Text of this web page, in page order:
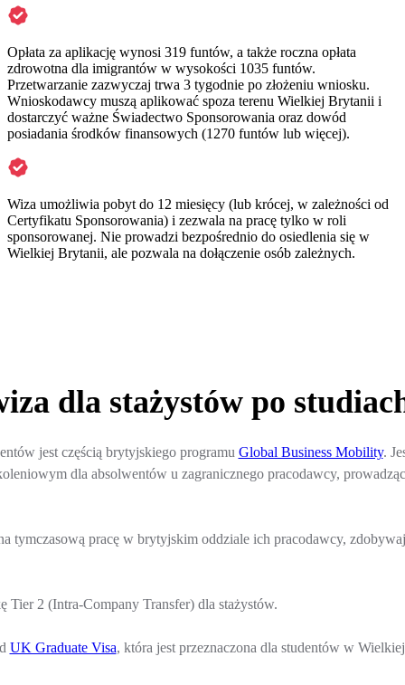
Opłata za aplikację wynosi 319 funtów, a także roczna opłata
zdrowotna dla imigrantów w wysokości 1035 funtów.
Przetwarzanie zazwyczaj trwa 3 tygodnie po złożeniu wniosku.
Wnioskodawcy muszą aplikować spoza terenu Wielkiej Brytanii i
dostarczyć ważne Świadectwo Sponsorowania oraz dowód
posiadania środków finansowych (1270 funtów lub więcej).
Wiza umożliwia pobyt do 12 miesięcy (lub krócej, w zależności od
Certyfikatu Sponsorowania) i zezwala na pracę tylko w roli
sponsorowanej. Nie prowadzi bezpośrednio do osiedlenia się w
Wielkiej Brytanii, ale pozwala na dołączenie osób zależnych.
dla stażystów po
jest częścią brytyjskiego programu Global Business Mobility.
dla absolwentów u zagranicznego pracodawcy,
tymczasową pracę w brytyjskim oddziale ich pracodawcy,
Tier 2 (Intra-Company Transfer) dla stażystów.
UK Graduate Visa, która jest przeznaczona dla studentów w